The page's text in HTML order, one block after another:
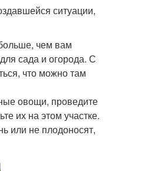
ситуации,
чем вам
сада и огорода. С
что можно там
овощи, проведите
их на этом участке.
или не плодоносят,